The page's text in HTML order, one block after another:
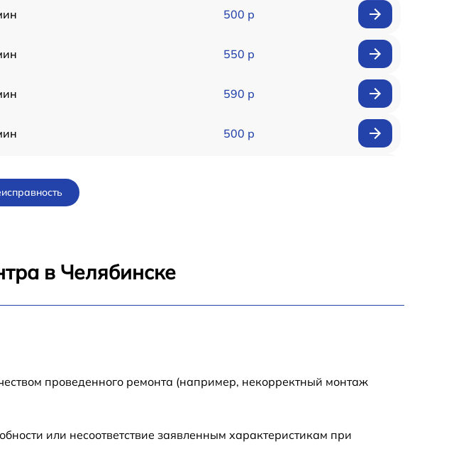
500 р
550 р
590 р
500 р
в Челябинске
проведенного ремонта (например, некорректный монтаж
или несоответствие заявленным характеристикам при